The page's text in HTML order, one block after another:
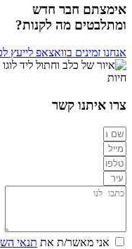
אימצתם חבר חדש
ומתלבטים מה לקנות?
אנחנו זמינים בוואצאפ לייעץ
צרו איתנו קשר
אני מאשר/ת את תנאי